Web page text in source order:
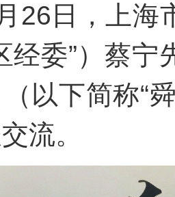
26日，上海
经委”）蔡
以下简称“
流。